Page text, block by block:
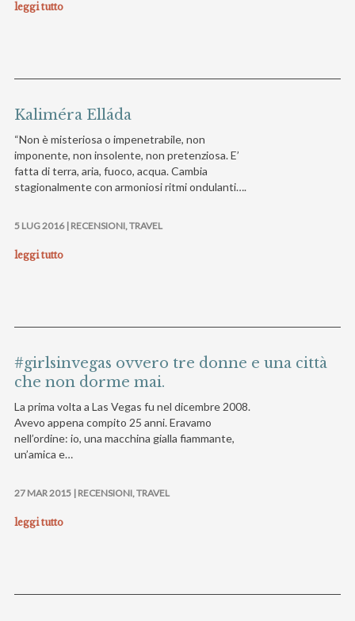
leggi tutto
Kaliméra Elláda
“Non è misteriosa o impenetrabile, non
imponente, non insolente, non pretenziosa. E’
fatta di terra, aria, fuoco, acqua. Cambia
stagionalmente con armoniosi ritmi ondulanti….
5 LUG 2016 | RECENSIONI,TRAVEL
leggi tutto
#girlsinvegas ovvero tre donne e una città
che non dorme mai.
La prima volta a Las Vegas fu nel dicembre 2008.
Avevo appena compito 25 anni. Eravamo
nell’ordine: io, una macchina gialla fiammante,
un’amica e…
27 MAR 2015 | RECENSIONI,TRAVEL
leggi tutto